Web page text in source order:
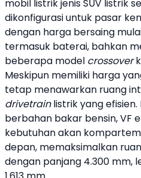
mobil listrik jenisSUV listrik
dikonfigurasi untuk pasar
dengan harga bersaing
termasuk baterai, bahkan
beberapa model crossover
Meskipun memiliki harga
tetap menawarkan ruang
drivetrainlistrik yang
berbahan bakar bensin,VF
kebutuhan akan
depan, memaksimalkan
dengan panjang 4.300 mm,